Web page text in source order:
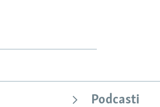
Podcasti